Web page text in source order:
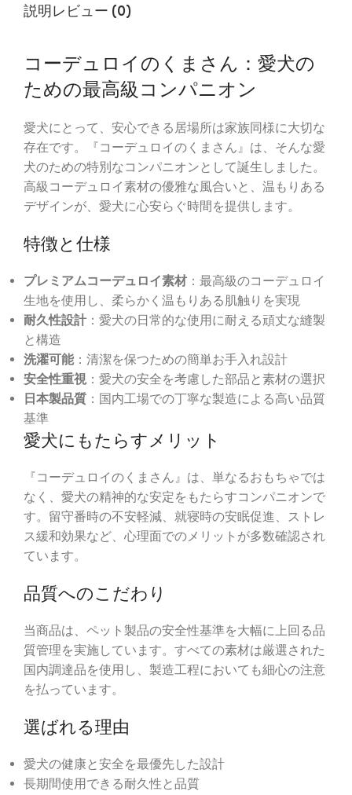
説明レビュー (0)
コーデュロイのくまさん：愛犬の
ための最高級コンパニオン
愛犬にとって、安心できる居場所は家族同様に大切な
存在です。『コーデュロイのくまさん』は、そんな愛
犬のための特別なコンパニオンとして誕生しました。
高級コーデュロイ素材の優雅な風合いと、温もりある
デザインが、愛犬に心安らぐ時間を提供します。
特徴と仕様
プレミアムコーデュロイ素材 ：最高級のコーデュロイ
生地を使用し、柔らかく温もりある肌触りを実現
耐久性設計 ：愛犬の日常的な使用に耐える頑丈な縫製
と構造
洗濯可能：清潔を保つための簡単お手入れ設計
安全性重視 ：愛犬の安全を考慮した部品と素材の選択
日本製品質 ：国内工場での丁寧な製造による高い品質
基準
愛犬にもたらすメリット
『コーデュロイのくまさん』は、単なるおもちゃでは
なく、愛犬の精神的な安定をもたらすコンパニオンで
す。留守番時の不安軽減、就寝時の安眠促進、ストレ
ス緩和効果など、心理面でのメリットが多数確認され
ています。
品質へのこだわり
当商品は、ペット製品の安全性基準を大幅に上回る品
質管理を実施しています。すべての素材は厳選された
国内調達品を使用し、製造工程においても細心の注意
を払っています。
選ばれる理由
愛犬の健康と安全を最優先した設計
長期間使用できる耐久性と品質